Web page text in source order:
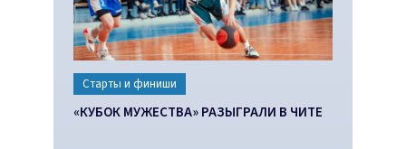
Старты и финиши
«КУБОК МУЖЕСТВА» РАЗЫГРАЛИ В ЧИТЕ